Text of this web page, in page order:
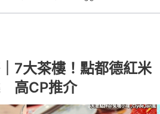
7大茶樓！點都德紅米
高CP推介